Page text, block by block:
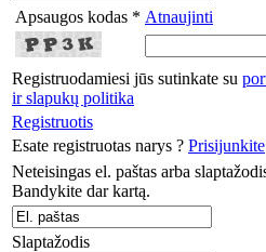
Apsaugos kodas * Atnaujinti
Registruodamiesi jūs sutinkate su
ir slapukų politika
Registruotis
Esate registruotas narys ? Prisijunkite
Neteisingas el. paštas arba
Bandykite dar kartą.
Slaptažodis